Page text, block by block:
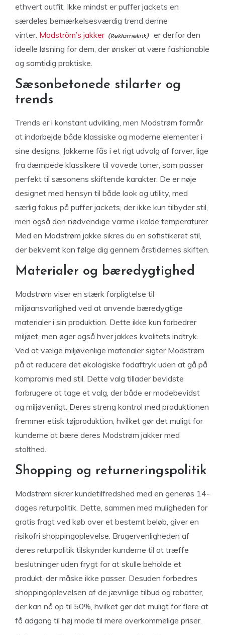
ethvert outfit. Ikke mindst er puffer jackets en
særdeles bemærkelsesværdig trend denne
vinter. Modström’s jakker
er derfor den
ideelle løsning for dem, der ønsker at være fashionable
og samtidig praktiske.
Sæsonbetonede stilarter og
trends
Trends er i konstant udvikling, men Modstrøm formår
at indarbejde både klassiske og moderne elementer i
sine designs. Jakkerne fås i et rigt udvalg af farver, lige
fra dæmpede klassikere til vovede toner, som passer
perfekt til sæsonens skiftende karakter. De er nøje
designet med hensyn til både look og utility, med
særlig fokus på puffer jackets, der ikke kun tilbyder stil,
men også den nødvendige varme i kolde temperaturer.
Med en Modstrøm jakke sikres du en sofistikeret stil,
der bekvemt kan følge dig gennem årstidernes skiften.
Materialer og bæredygtighed
Modstrøm viser en stærk forpligtelse til
miljøansvarlighed ved at anvende bæredygtige
materialer i sin produktion. Dette ikke kun forbedrer
miljøet, men øger også hver jakkes kvalitets indtryk.
Ved at vælge miljøvenlige materialer sigter Modstrøm
på at reducere det økologiske fodaftryk uden at gå på
kompromis med stil. Dette valg tillader bevidste
forbrugere at tage et valg, der både er modebevidst
og miljøvenligt. Deres streng kontrol med produktionen
fremmer etisk tøjproduktion, hvilket gør det muligt for
kunderne at bære deres Modstrøm jakker med
stolthed.
Shopping og returneringspolitik
Modstrøm sikrer kundetilfredshed med en generøs 14-
dages returpolitik. Dette, sammen med muligheden for
gratis fragt ved køb over et bestemt beløb, giver en
risikofri shoppingoplevelse. Brugervenligheden af
deres returpolitik tilskynder kunderne til at træffe
beslutninger uden frygt for at skulle beholde et
produkt, der måske ikke passer. Desuden forbedres
shoppingoplevelsen af de jævnlige tilbud og rabatter,
der kan nå op til 50%, hvilket gør det muligt for flere at
få adgang til høj mode til mere overkommelige priser.